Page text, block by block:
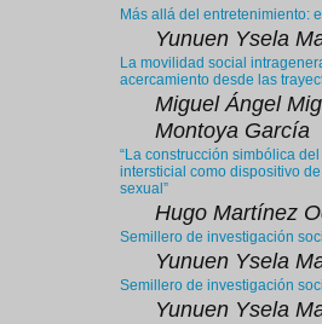
Más allá del entretenimiento:
Yunuen Ysela
La movilidad social
acercamiento desde las
Miguel Ángel
Montoya García
“La construcción simbólica
intersticial como dispositivo
sexual”
Hugo Martínez
Semillero de investigación
Yunuen Ysela
Semillero de investigación
Yunuen Ysela